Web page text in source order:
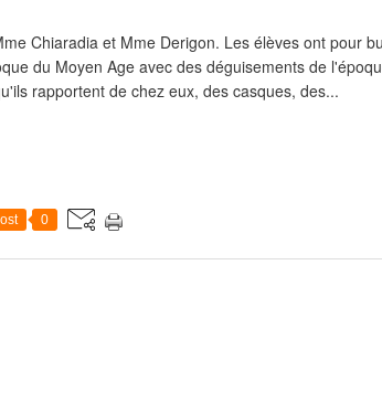
Chiaradia et Mme Derigon. Les élèves ont pour
du Moyen Age avec des déguisements de
rapportent de chez eux, des casques, des...
0